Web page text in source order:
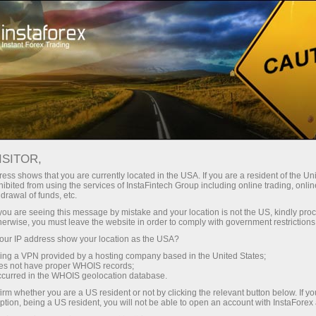
Promo
Kontes dan promo dari
InstaForex
InstaForex secara rutin mengadakan kontes
Forex menarik yang memungkinkan para
peserta untuk menguji keterampilan trading.
Pemenang kontes diberikan hadiah riil. Total
hadiah tahunan bernilai lebih dari $500,000!
Selain itu, Anda dapat memenangkan mobil
shows that you are currently located in the USA. If you are a resident of the
from using the services of InstaFintech Group including online trading,
of funds, etc.
are seeing this message by mistake and your location is not the US, kindly
you must leave the website in order to comply with government
IP address show your location as the USA?
a VPN provided by a hosting company based in the United States;
not have proper WHOIS records;
in the WHOIS geolocation database.
whether you are a US resident or not by clicking the relevant button below. If
being a US resident, you will not be able to open an account with InstaForex